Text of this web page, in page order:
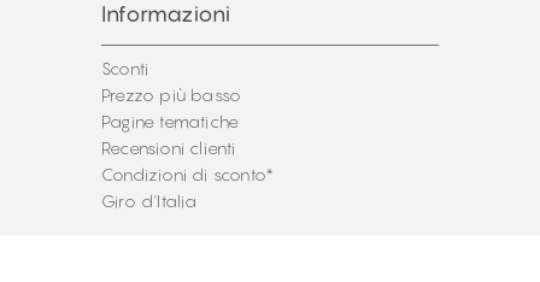
Informazioni
Sconti
Prezzo più basso
Pagine tematiche
Recensioni clienti
Condizioni di sconto*
Giro d'Italia